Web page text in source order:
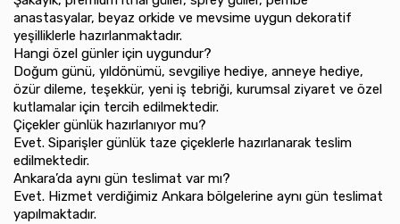
anastasyalar, beyaz orkide ve mevsime uygun dekoratif
yeşilliklerle hazırlanmaktadır.
Hangi özel günler için uygundur?
Doğum günü, yıldönümü, sevgiliye hediye, anneye hediye,
özür dileme, teşekkür, yeni iş tebriği, kurumsal ziyaret ve özel
kutlamalar için tercih edilmektedir.
Çiçekler günlük hazırlanıyor mu?
Evet. Siparişler günlük taze çiçeklerle hazırlanarak teslim
edilmektedir.
Ankara’da aynı gün teslimat var mı?
Evet. Hizmet verdiğimiz Ankara bölgelerine aynı gün teslimat
yapılmaktadır.